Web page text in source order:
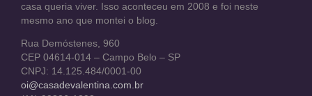
casa queria viver. Isso aconteceu em 2008 e foi neste
mesmo ano que montei o blog.
Rua Demóstenes, 960
CEP 04614-014 – Campo Belo – SP
CNPJ: 14.125.484/0001-00
oi@casadevalentina.com.br